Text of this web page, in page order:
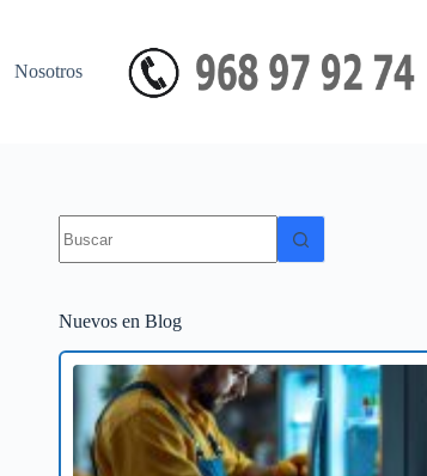
Nosotros
resultados
Nuevos en Blog